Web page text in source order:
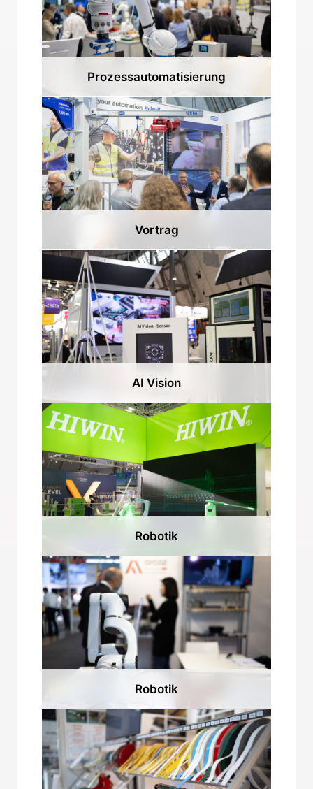
Prozessautomatisierung
Vortrag
AI Vision
Robotik
Robotik